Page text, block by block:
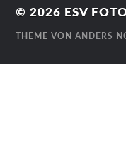
© 2026 ESV
THEME VONANDERS